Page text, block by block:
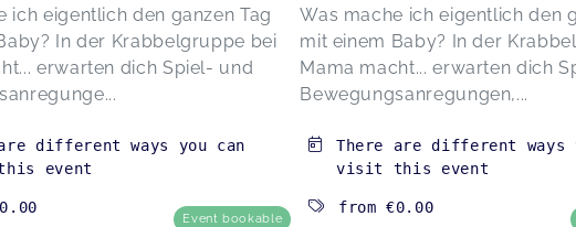
ich eigentlich den ganzen Tag
In der Krabbelgruppe bei
erwarten dich Spiel- und
different ways you can
event
Event bookable
Was mache ich eigentlich den
mit einem Baby? In der
Mama macht... erwarten dich
Bewegungsanregungen,...
There are different ways
visit this event
from€0.00